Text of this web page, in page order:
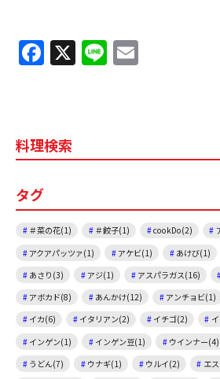
F
a
b
o
k
X Li
n
料理検索
タグ
＃菜の花(1) ＃餃子(1) cookDo(2)
アクアパッツァ(1)
アケビ(1) あけび(1)
あさり(3)
アジ(1) アスパラガス(16)
アボカド(8)
あんかけ(12) アンチョビ(1)
イカ(6)
イタリアン(2) イチゴ(2)
インゲン(1)
インゲン豆(1) ウインナー(4)
うどん(7)
ウナギ(1) ウルイ(2)
エ